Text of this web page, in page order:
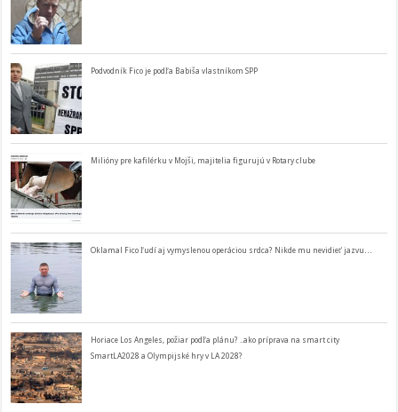
Podvodník Fico je podľa Babiša vlastníkom SPP
Milióny pre kafilérku v Mojši, majitelia figurujú v Rotary clube
Oklamal Fico ľudí aj vymyslenou operáciou srdca? Nikde mu nevidieť jazvu…
Horiace Los Angeles, požiar podľa plánu? ..ako príprava na smart city
SmartLA2028 a Olympijské hry v LA 2028?